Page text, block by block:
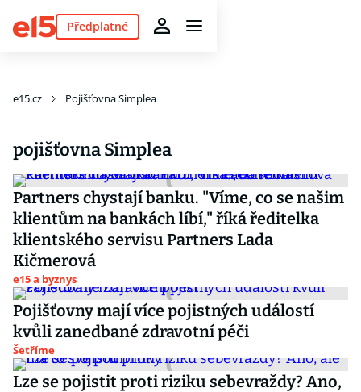
Předplatné
e15.cz Pojišťovna Simplea
pojišťovna Simplea
Partners chystají banku. "Víme, co se našim
klientům na bankách líbí," říká ředitelka
klientského servisu Partners Lada
Kičmerová
e15 a byznys
Pojišťovny mají více pojistných událostí
kvůli zanedbané zdravotní péči
Šetříme
Lze se pojistit proti riziku sebevraždy? Ano,